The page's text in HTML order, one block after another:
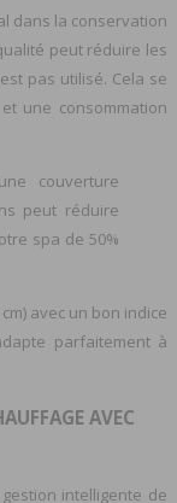
dans la conservation
peut réduire les
pas utilisé. Cela se
une consommation
couverture
peut réduire
spa de 50%
avec un bon indice
parfaitement à
AVEC
intelligente de